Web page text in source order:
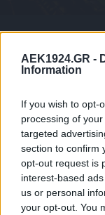
AEK1924.GR -
Information
If you wish to opt-
processing of
targeted
section to confirm
opt-out request is
interest-based
us or personal
your opt-out. You